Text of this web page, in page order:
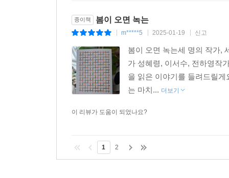
종이책 봄이 오면 녹는
m*****5 2025-01-19 신고
봄이 오면 녹는세 명의 작가,
가 성혜령, 이서수, 전하영작
을 읽은 이야기를 들려드릴
는 마치... 더보기
이 리뷰가 도움이 되었나요?
1 2